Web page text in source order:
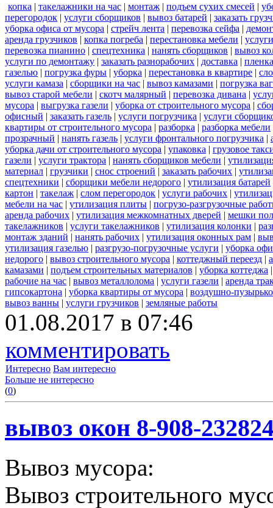
копка | такелажники на час | монтаж | подъем сухих смесей |
перегородок | услуги сборщиков | вывоз батарей | заказать
уборка офиса от мусора | стрейч лента | перевозка сейфа |
аренда грузчиков | копка погреба | перестановка мебели |
перевозка пианино | спецтехника | нанять сборщиков | вывоз
услуги по демонтажу | заказать разнорабочих | доставка | пленка
газелью | погрузка фуры | уборка | перестановка в квартире |
услуги камаза | сборщики на час | вывоз камазами | погрузка
вывоз старой мебели | скотч малярный | перевозка дивана |
мусора | выгрузка газели | уборка от строительного мусора |
офисный | заказать газель | услуги погрузчика | услуги
квартиры от строительного мусора | разборка | разборка мебели
прозрачный | нанять газель | услуги фронтального погрузчика |
уборка дачи от строительного мусора | упаковка | грузовое
газели | услуги трактора | нанять сборщиков мебели |
материал | грузчики | снос строений | заказать рабочих |
спецтехники | сборщики мебели недорого | утилизация батарей
картон | такелаж | слом перегородок | услуги рабочих |
мебели на час | утилизация плиты | погрузо-разгрузочные
аренда рабочих | утилизация межкомнатных дверей | мешки
такелажников | услуги такелажников | утилизация колонки |
монтаж зданий | нанять рабочих | утилизация оконных рам |
утилизация газелью | разгрузо-погрузочные услуги | уборка
недорого | вывоз строительного мусора | коттеджный переезд |
камазами | подъем строительных материалов | уборка коттеджа
рабочие на час | вывоз металлолома | услуги газели | аренда
гипсокартона | уборка квартиры от мусора | воздушно-
вывоз ванны | услуги грузчиков | земляные работы
01.08.2017 в 07:46
комментировать
Интересно Вам интересно
Больше не интересно
(0)
вывоз окон 8-908-
Вывоз мусора:
Вывоз строительного